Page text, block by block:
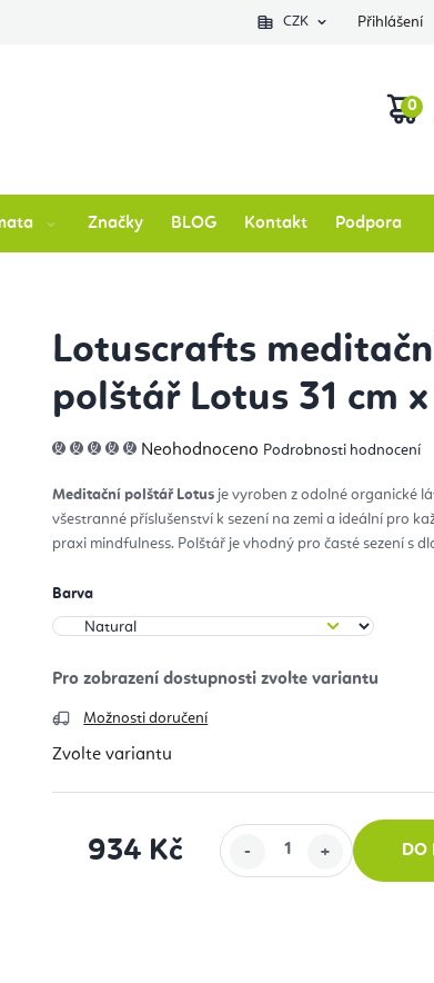
Podlozkynajogu.cz Zkontrolovat stav
CZK Přihlášení
Značky BLOG Kontakt Podpora
Lotuscrafts
polštář Lotus 31 cm x
Průměrné
hodnocení
0,0
z
5
hvězdiček.
Neohodnoceno Podrobnosti hodnocení
Meditační polštář Lotus je vyroben z odolné organické
všestranné příslušenství k sezení na zemi a ideální pro
praxi mindfulness. Polštář je vhodný pro časté sezení s
Barva
Možnosti doručení
Zvolte variantu
934 Kč DO